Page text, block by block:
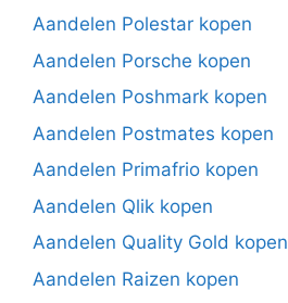
Aandelen Polestar kopen
Aandelen Porsche kopen
Aandelen Poshmark kopen
Aandelen Postmates kopen
Aandelen Primafrio kopen
Aandelen Qlik kopen
Aandelen Quality Gold kopen
Aandelen Raizen kopen